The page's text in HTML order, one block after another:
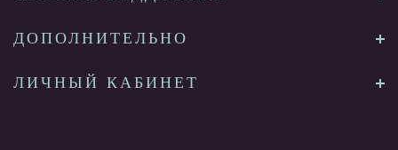
ДОПОЛНИТЕЛЬНО
ЛИЧНЫЙ КАБИНЕТ